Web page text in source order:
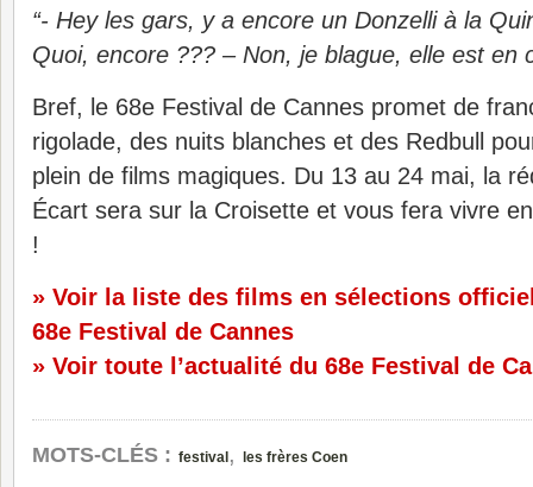
“- Hey les gars, y a encore un Donzelli à la
Quoi, encore ??? – Non, je blague, elle est en
Bref, le 68e Festival de Cannes promet de
rigolade, des nuits blanches et des Redbull
plein de films magiques. Du 13 au 24 mai, la
Écart sera sur la Croisette et vous fera vivre
!
» Voir la liste des films en sélections
68e Festival de Cannes
» Voir toute l’actualité du 68e Festival de
MOTS-CLÉS : festival , les frères Coen